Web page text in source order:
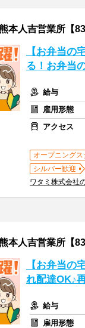
人吉営業所【
【お弁当の
る！お弁当
給与
雇用形態
アクセス
オープニングス
シルバー歓迎
ワタミ株式会社
人吉営業所【
【お弁当の
れ配達OK♪
給与
雇用形態